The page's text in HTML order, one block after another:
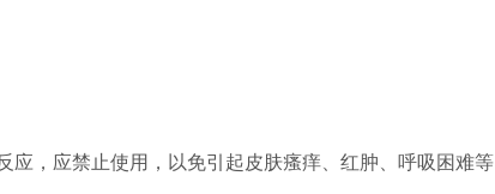
应，应禁止使用，以免引起皮肤瘙痒、红肿、呼吸困难等